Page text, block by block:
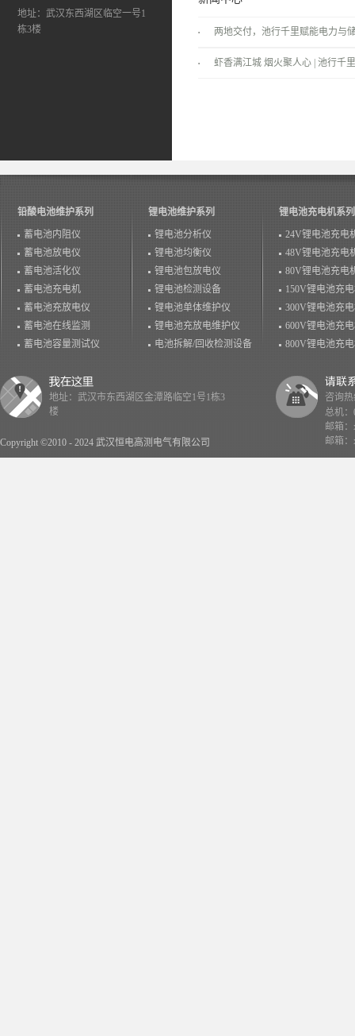
地址：武汉东西湖区临空一号1
栋3楼
两地交付，池行千里赋能电力与
景！
虾香满江城 烟火聚人心 | 池行千
铅酸电池维护系列
蓄电池内阻仪
蓄电池放电仪
蓄电池活化仪
蓄电池充电机
蓄电池充放电仪
蓄电池在线监测
蓄电池容量测试仪
锂电池维护系列
锂电池分析仪
锂电池均衡仪
锂电池包放电仪
锂电池检测设备
锂电池单体维护仪
锂电池充放电维护仪
电池拆解/回收检测设备
锂电池充电机系列
24V锂电池充电
48V锂电池充电
80V锂电池充电
150V锂电池充
300V锂电池充
600V锂电池充
800V锂电池充
Copyright ©2010 - 2024 武汉恒电高测电气有限公司
地址：武汉市东西湖区金潭路临空1号1栋3
楼
咨询热
总机：
邮箱
邮箱